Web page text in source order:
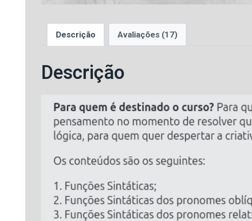
Descrição Avaliações (17)
Descrição